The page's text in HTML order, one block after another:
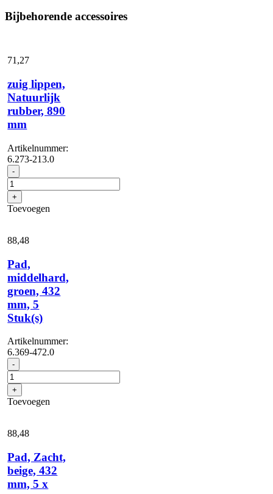
Bijbehorende accessoires
71,27
zuig lippen,
Natuurlijk
rubber, 890
mm
Artikelnummer:
6.273-213.0
- zuig
lippen,
Natuurlijk
rubber,
890
aantal
+
Toevoegen
88,48
Pad,
middelhard,
groen, 432
mm, 5
Stuk(s)
Artikelnummer:
6.369-472.0
- Pad,
middelhard,
groen,
432
mm,
Stuk(s)
aantal
+
Toevoegen
88,48
Pad, Zacht,
beige, 432
mm, 5 x